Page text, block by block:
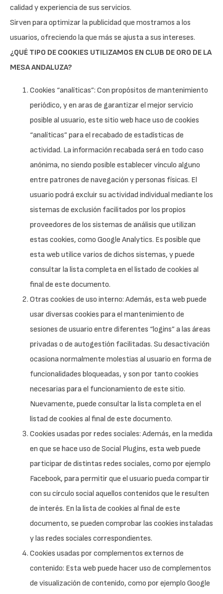
calidad y experiencia de sus servicios.
Sirven para optimizar la publicidad que mostramos a los
usuarios, ofreciendo la que más se ajusta a sus intereses.
¿QUÉ TIPO DE COOKIES UTILIZAMOS EN CLUB DE ORO DE LA
MESA ANDALUZA?
Cookies “analíticas”: Con propósitos de mantenimiento
periódico, y en aras de garantizar el mejor servicio
posible al usuario, este sitio web hace uso de cookies
“analíticas” para el recabado de estadísticas de
actividad. La información recabada será en todo caso
anónima, no siendo posible establecer vínculo alguno
entre patrones de navegación y personas físicas. El
usuario podrá excluir su actividad individual mediante los
sistemas de exclusión facilitados por los propios
proveedores de los sistemas de análisis que utilizan
estas cookies, como Google Analytics. Es posible que
esta web utilice varios de dichos sistemas, y puede
consultar la lista completa en el listado de cookies al
final de este documento.
Otras cookies de uso interno: Además, esta web puede
usar diversas cookies para el mantenimiento de
sesiones de usuario entre diferentes “logins” a las áreas
privadas o de autogestión facilitadas. Su desactivación
ocasiona normalmente molestias al usuario en forma de
funcionalidades bloqueadas, y son por tanto cookies
necesarias para el funcionamiento de este sitio.
Nuevamente, puede consultar la lista completa en el
listad de cookies al final de este documento.
Cookies usadas por redes sociales: Además, en la medida
en que se hace uso de Social Plugins, esta web puede
participar de distintas redes sociales, como por ejemplo
Facebook, para permitir que el usuario pueda compartir
con su círculo social aquellos contenidos que le resulten
de interés. En la lista de cookies al final de este
documento, se pueden comprobar las cookies instaladas
y las redes sociales correspondientes.
Cookies usadas por complementos externos de
contenido: Esta web puede hacer uso de complementos
de visualización de contenido, como por ejemplo Google